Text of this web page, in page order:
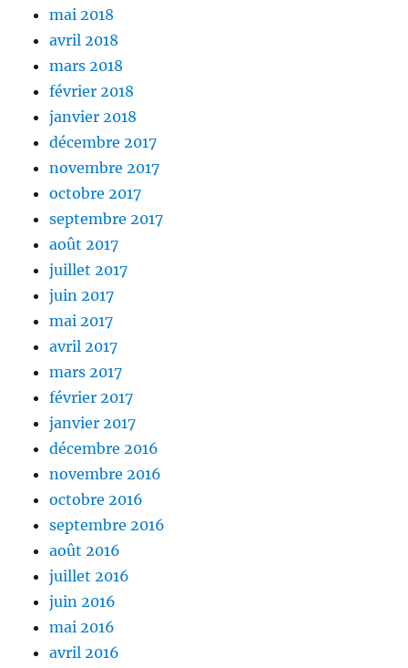
mai 2018
avril 2018
mars 2018
février 2018
janvier 2018
décembre 2017
novembre 2017
octobre 2017
septembre 2017
août 2017
juillet 2017
juin 2017
mai 2017
avril 2017
mars 2017
février 2017
janvier 2017
décembre 2016
novembre 2016
octobre 2016
septembre 2016
août 2016
juillet 2016
juin 2016
mai 2016
avril 2016